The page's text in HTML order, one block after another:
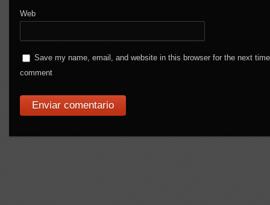
Web
Save my name, email, and website in this browser for the next
comment